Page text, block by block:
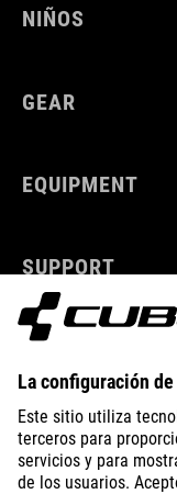
NIÑOS
GEAR
EQUIPMENT
SUPPORT
ABOUT US
EXPLORE